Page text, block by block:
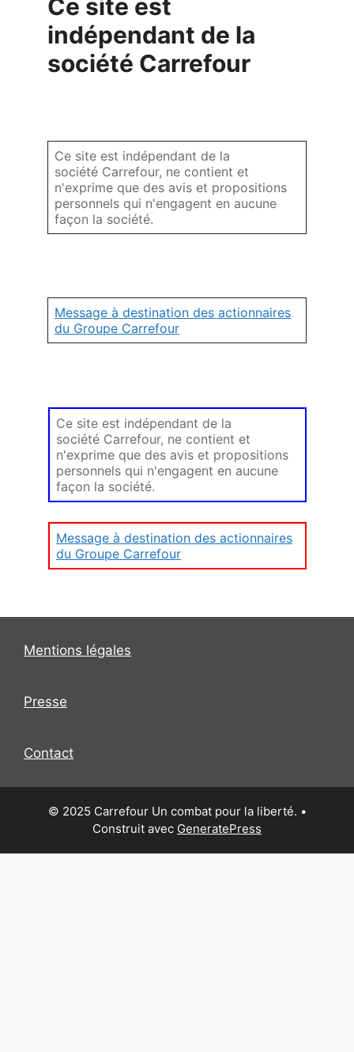
Ce site est
indépendant de la
société Carrefour
Ce site est indépendant de la
société Carrefour, ne contient et
n'exprime que des avis et propositions
personnels qui n'engagent en aucune
façon la société.
Message à destination des actionnaires
du Groupe Carrefour
Ce site est indépendant de la
société Carrefour, ne contient et
n'exprime que des avis et propositions
personnels qui n'engagent en aucune
façon la société.
Message à destination des actionnaires
du Groupe Carrefour
Mentions légales
Presse
Contact
© 2025 Carrefour Un combat pour la liberté. •
Construit avec GeneratePress